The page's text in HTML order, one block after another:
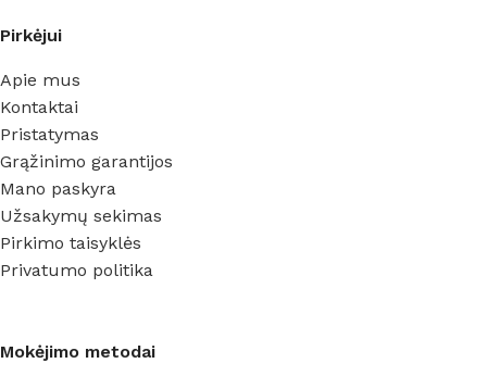
Pirkėjui
Apie mus
Kontaktai
Pristatymas
Grąžinimo garantijos
Mano paskyra
Užsakymų sekimas
Pirkimo taisyklės
Privatumo politika
Mokėjimo metodai